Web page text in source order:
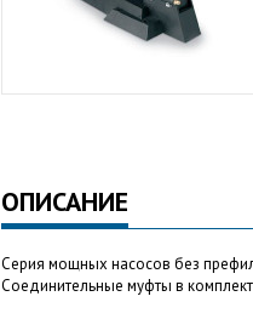
ОПИСАНИЕ
Серия мощных насосов без
Соединительные муфты в